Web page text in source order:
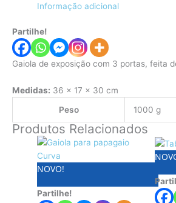
Informação adicional
Partilhe!
Gaiola de exposição com 3 portas, feita
Medidas: 36 x 17 x 30 cm
Peso
1000 g
Produtos Relacionados
NOVO!
Partilhe!
O
O